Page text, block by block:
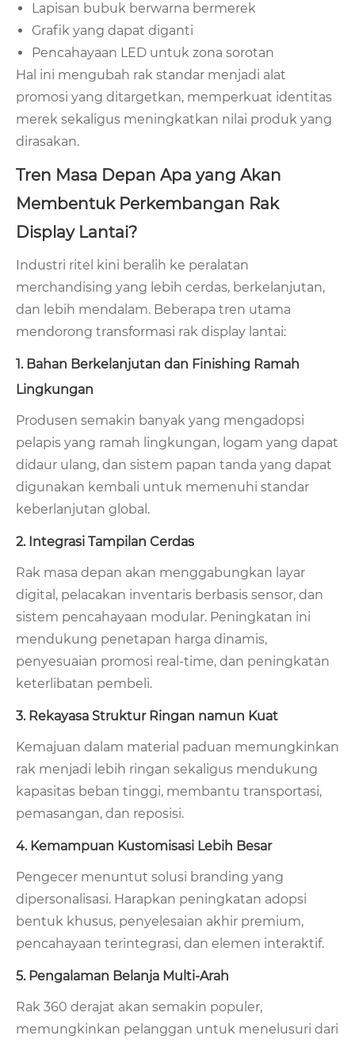
Lapisan bubuk berwarna bermerek
Grafik yang dapat diganti
Pencahayaan LED untuk zona sorotan
Hal ini mengubah rak standar menjadi alat
promosi yang ditargetkan, memperkuat identitas
merek sekaligus meningkatkan nilai produk yang
dirasakan.
Tren Masa Depan Apa yang Akan
Membentuk Perkembangan Rak
Display Lantai?
Industri ritel kini beralih ke peralatan
merchandising yang lebih cerdas, berkelanjutan,
dan lebih mendalam. Beberapa tren utama
mendorong transformasi rak display lantai:
1. Bahan Berkelanjutan dan Finishing Ramah
Lingkungan
Produsen semakin banyak yang mengadopsi
pelapis yang ramah lingkungan, logam yang dapat
didaur ulang, dan sistem papan tanda yang dapat
digunakan kembali untuk memenuhi standar
keberlanjutan global.
2. Integrasi Tampilan Cerdas
Rak masa depan akan menggabungkan layar
digital, pelacakan inventaris berbasis sensor, dan
sistem pencahayaan modular. Peningkatan ini
mendukung penetapan harga dinamis,
penyesuaian promosi real-time, dan peningkatan
keterlibatan pembeli.
3. Rekayasa Struktur Ringan namun Kuat
Kemajuan dalam material paduan memungkinkan
rak menjadi lebih ringan sekaligus mendukung
kapasitas beban tinggi, membantu transportasi,
pemasangan, dan reposisi.
4. Kemampuan Kustomisasi Lebih Besar
Pengecer menuntut solusi branding yang
dipersonalisasi. Harapkan peningkatan adopsi
bentuk khusus, penyelesaian akhir premium,
pencahayaan terintegrasi, dan elemen interaktif.
5. Pengalaman Belanja Multi-Arah
Rak 360 derajat akan semakin populer,
memungkinkan pelanggan untuk menelusuri dari